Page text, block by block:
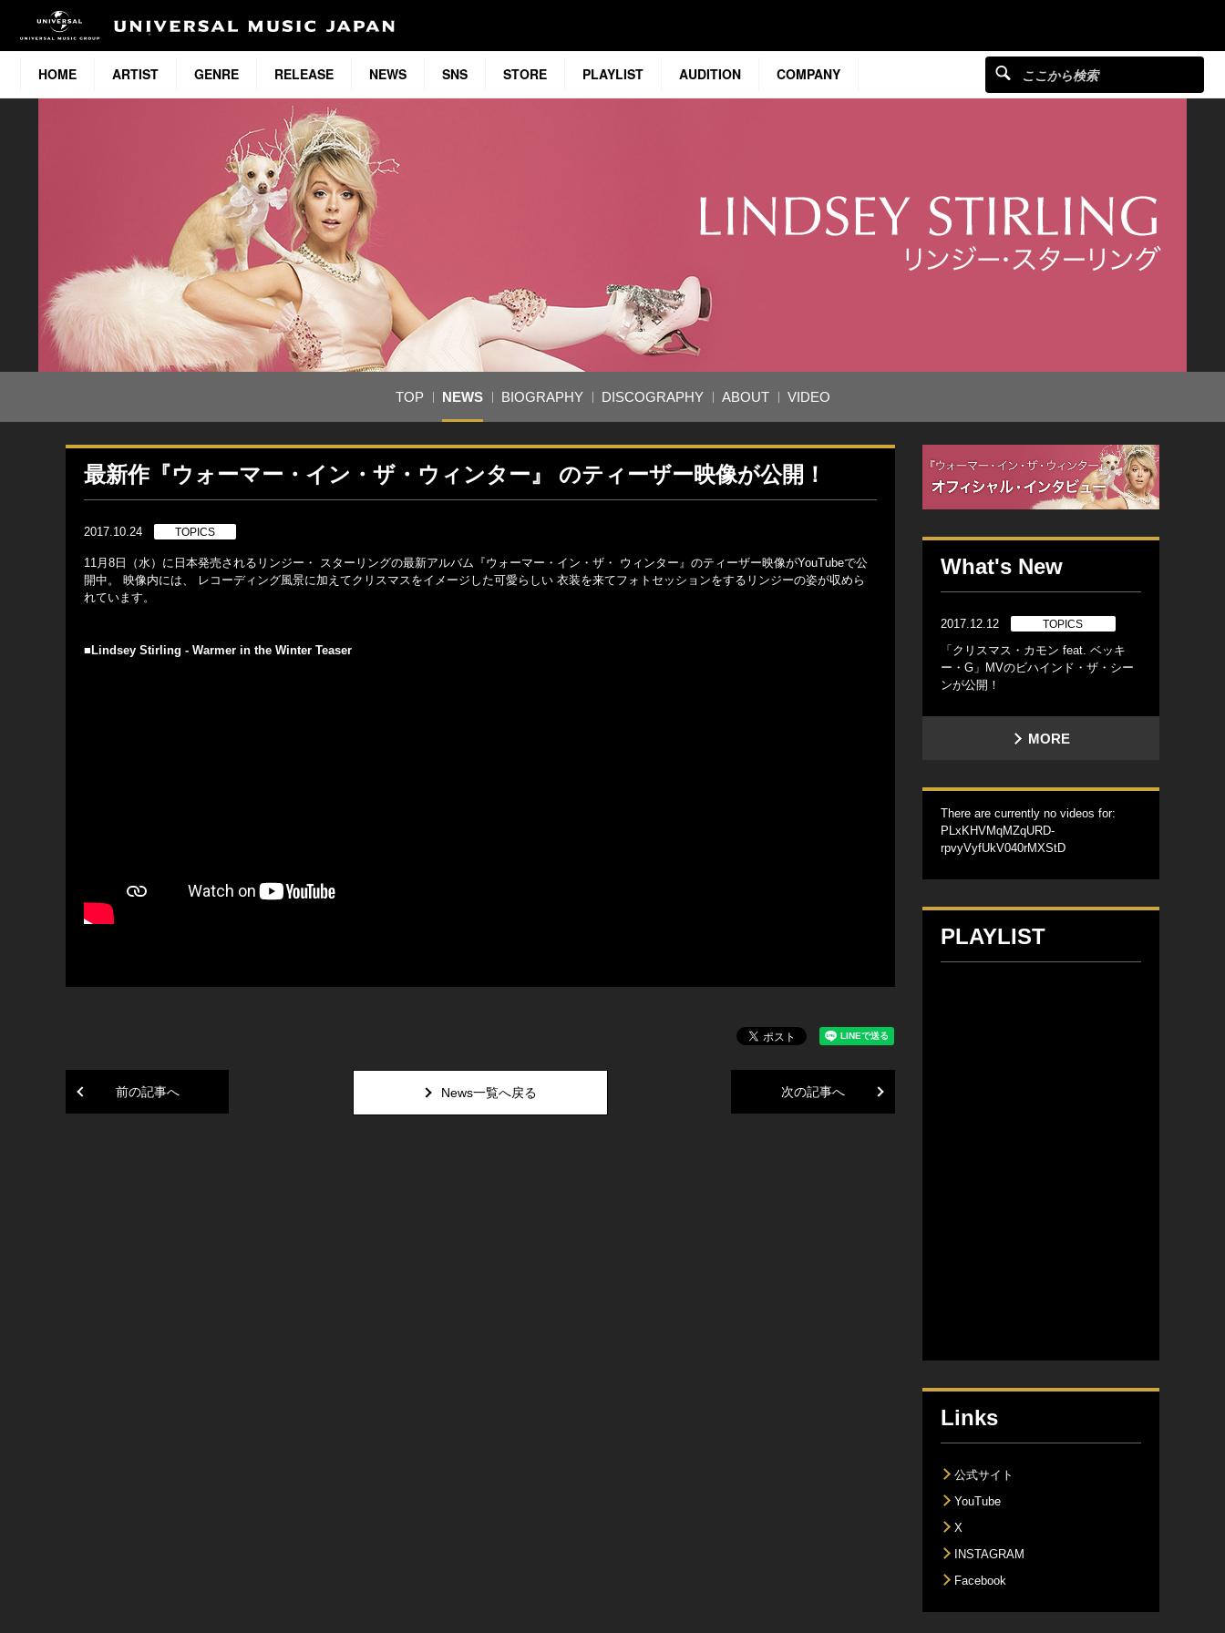
HOME ARTIST GENRE RELEASE NEWS SNS STORE PLAYLIST AUDITION COMPANY
TOP NEWS BIOGRAPHY DISCOGRAPHY ABOUT VIDEO
最新作『ウォーマー・イン・ザ・ウィンター』 のティーザー映像が公開！
2017.10.24 TOPICS
11月8日（水）に日本発売されるリンジー・ スターリングの最新アルバム『ウォーマー・イン・ザ・ ウィンター』のティーザー映像がYouTubeで公
開中。 映像内には、 レコーディング風景に加えてクリスマスをイメージした可愛らしい 衣装を来てフォトセッションをするリンジーの姿が収めら
れています。
■Lindsey Stirling - Warmer in the Winter Teaser
前の記事へ 次の記事へ
News一覧へ戻る
What's New
2017.12.12 TOPICS
「クリスマス・カモン feat. ベッキ
ー・G」MVのビハインド・ザ・シー
ンが公開！
MORE
There are currently no videos for:
PLxKHVMqMZqURD-
rpvyVyfUkV040rMXStD
PLAYLIST
Links
公式サイト
YouTube
X
INSTAGRAM
Facebook